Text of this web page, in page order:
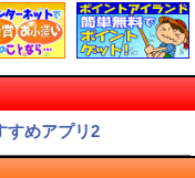
すめアプリ2